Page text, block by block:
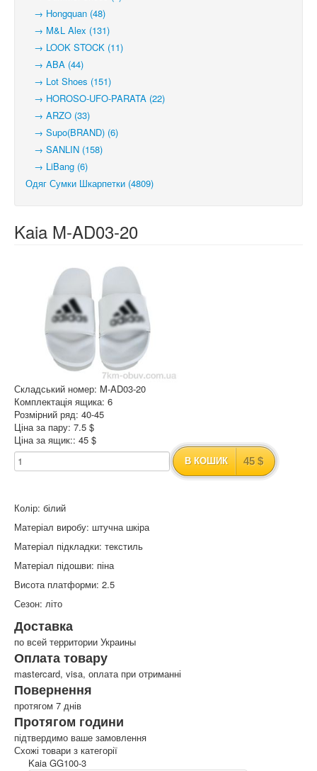
→ Hongquan (48)
→ M&L Alex (131)
→ LOOK STOCK (11)
→ ABA (44)
→ Lot Shoes (151)
→ HOROSO-UFO-PARATA (22)
→ ARZO (33)
→ Supo(BRAND) (6)
→ SANLIN (158)
→ LiBang (6)
Одяг Сумки Шкарпетки (4809)
Kaia M-AD03-20
Складський номер: M-AD03-20
Комплектація ящика: 6
Розмірний ряд: 40-45
Ціна за пару: 7.5 $
Ціна за ящик:: 45 $
В КОШИК 45 $
Колір: білий
Матеріал виробу: штучна шкіра
Матеріал підкладки: текстиль
Матеріал підошви: піна
Висота платформи: 2.5
Сезон: літо
Доставка
по всей территории Украины
Оплата товару
mastercard, visa, оплата при отриманні
Повернення
протягом 7 днів
Протягом години
підтвердимо ваше замовлення
Схожі товари з категорії
Kaia GG100-3